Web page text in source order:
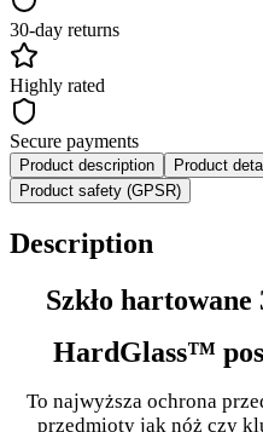
30-day returns
Highly rated
Secure payments
Product description Product
Product safety (GPSR)
Description
Szkło
HardGlass™
To najwyższa ochrona
przedmioty jak nóż czy